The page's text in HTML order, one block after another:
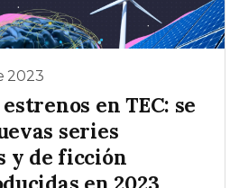
2023
en TEC: se
series
y de ficción